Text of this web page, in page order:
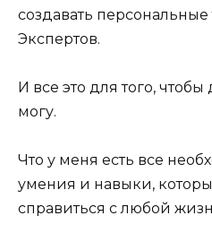
создавать
Экспертов.
И все это для того, чтобы
могу.
Что у меня есть все
умения и навыки,
справиться с любой